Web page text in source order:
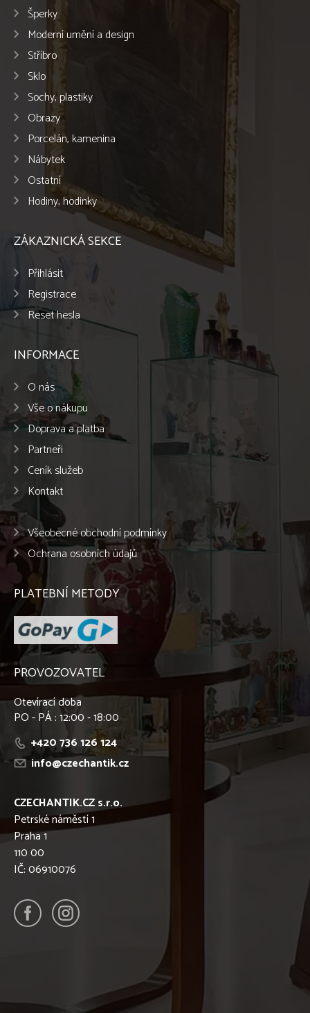
Šperky
Moderní umění a design
Stříbro
Sklo
Sochy, plastiky
Obrazy
Porcelán, kamenina
Nábytek
Ostatní
Hodiny, hodinky
ZÁKAZNICKÁ SEKCE
Přihlásit
Registrace
Reset hesla
INFORMACE
O nás
Vše o nákupu
Doprava a platba
Partneři
Ceník služeb
Kontakt
Všeobecné obchodní podmínky
Ochrana osobních údajů
PLATEBNÍ METODY
PROVOZOVATEL
Otevírací doba
PO - PÁ : 12:00 - 18:00
+420 736 126 124
info@czechantik.cz
CZECHANTIK.CZ s.r.o.
Petrské náměstí 1
Praha 1
110 00
IČ: 06910076